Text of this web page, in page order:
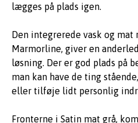
lægges på plads igen.
Den integrerede vask og mat
Marmorline, giver en
løsning. Der er god plads på
man kan have de ting
eller tilføje lidt personlig
Fronterne i Satin mat grå,